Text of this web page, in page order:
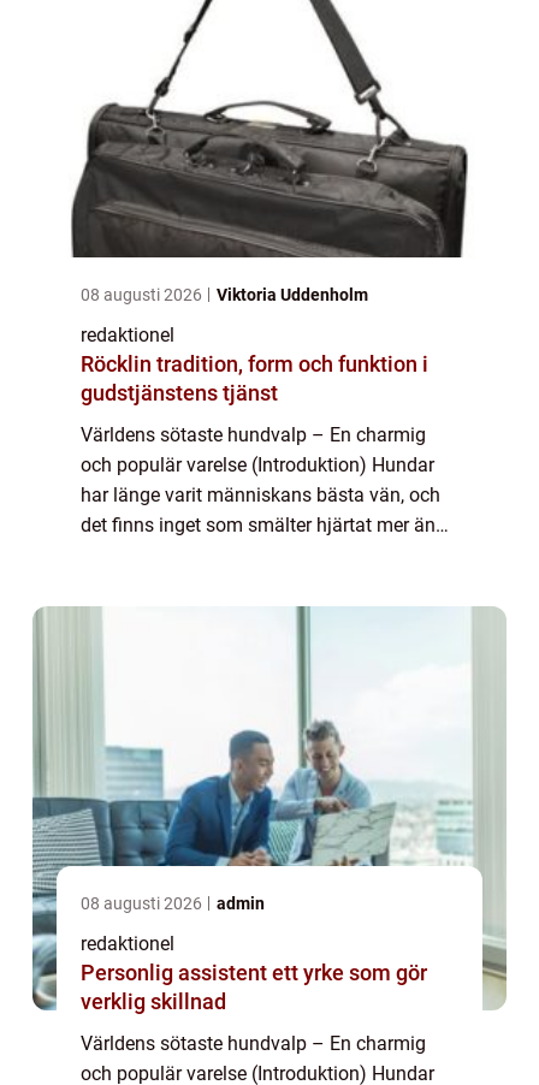
08 augusti 2026 Viktoria Uddenholm
redaktionel
Röcklin tradition, form och funktion i
gudstjänstens tjänst
Världens sötaste hundvalp – En charmig
och populär varelse (Introduktion) Hundar
har länge varit människans bästa vän, och
det finns inget som smälter hjärtat mer än
08 augusti 2026 admin
redaktionel
Personlig assistent ett yrke som gör
verklig skillnad
Världens sötaste hundvalp – En charmig
och populär varelse (Introduktion) Hundar